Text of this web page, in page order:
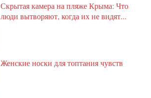
Скрытая камера на пляже Крыма: Что
люди вытворяют, когда их не видят...
Женские носки для топтания чувств